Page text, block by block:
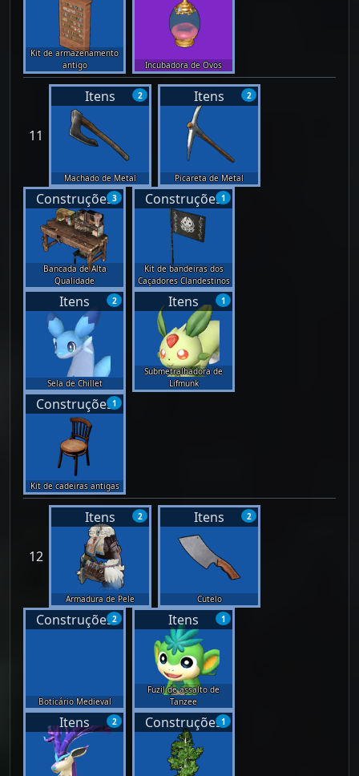
Kit de armazenamento
antigo
Incubadora de Ovos
11
2
Itens
Machado de Metal
2
Itens
Picareta de Metal
3
Construções
Bancada de Alta
Qualidade
1
Construções
Kit de bandeiras dos
Caçadores Clandestinos
2
Itens
Sela de Chillet
1
Itens
Submetralhadora de
Lifmunk
1
Construções
Kit de cadeiras antigas
12
2
Itens
Armadura de Pele
2
Itens
Cutelo
2
Construções
Boticário Medieval
1
Itens
Fuzil de assalto de
Tanzee
2
Itens 1
Construções